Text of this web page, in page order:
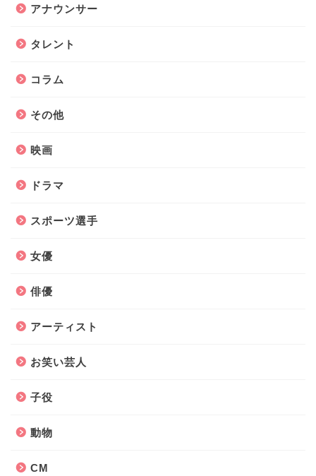
アナウンサー
タレント
コラム
その他
映画
ドラマ
スポーツ選手
女優
俳優
アーティスト
お笑い芸人
子役
動物
CM